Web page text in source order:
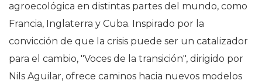
agroecológica en distintas partes del mundo, como
Francia, Inglaterra y Cuba. Inspirado por la
convicción de que la crisis puede ser un catalizador
para el cambio, "Voces de la transición", dirigido por
Nils Aguilar, ofrece caminos hacia nuevos modelos